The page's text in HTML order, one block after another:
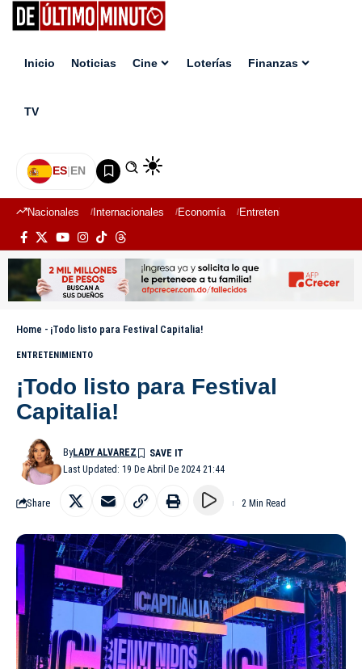
Inicio Noticias Cine Loterías Finanzas
TV
ES|EN
Nacionales Internacionales Economía Entretenimiento
Home - ¡Todo listo para Festival Capitalia!
ENTRETENIMIENTO
¡Todo listo para Festival
Capitalia!
Last Updated: 19 De Abril De 2024 21:44
ByLADY ALVAREZ
Share 2 Min Read